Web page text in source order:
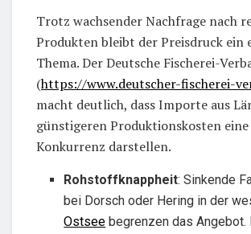
Trotz wachsender Nachfrage nach
Produkten bleibt der Preisdruck ein
Thema. Der Deutsche Fischerei-
(https://www.deutscher-fischerei-
macht deutlich, dass Importe aus
günstigeren Produktionskosten
Konkurrenz darstellen.
Rohstoffknappheit: Sinkende
bei Dorsch oder Hering in der
Ostsee begrenzen das Angebot.